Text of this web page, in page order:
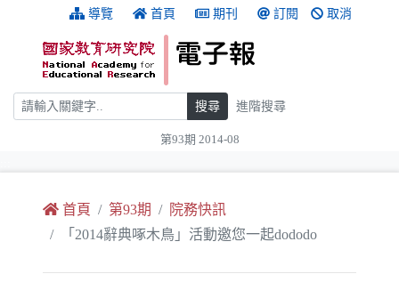
跳到主要內容 導覽 首頁 期刊 訂閱 取消
搜尋 搜尋 進階搜尋
第93期 2014-08
首頁 第93期
院務快訊
「2014辭典啄木鳥」活動邀您一起dododo